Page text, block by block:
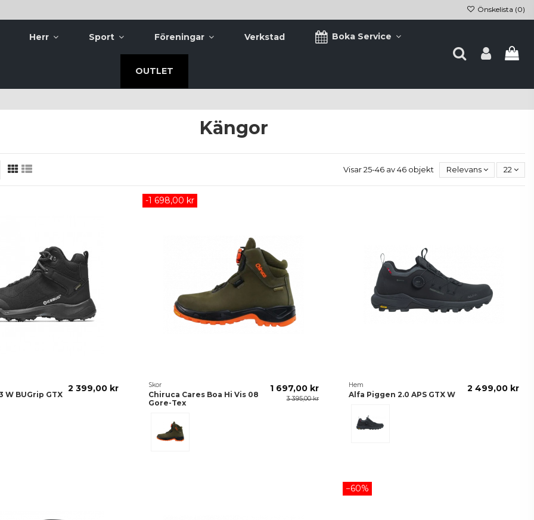
Önskelista (0)
Herr Sport Föreningar Verkstad Boka Service
OUTLET
Kängor
Visar 25-46 av 46 objekt Relevans 22
W BUGrip GTX
2 399,00 kr
-1 698,00 kr
Skor
Chiruca Cares Boa Hi Vis 08
Gore-Tex
Olive/Nubuck
1 697,00 kr
3 395,00 kr
Hem
Alfa Piggen 2.0 APS GTX W
2 499,00 kr
−60%